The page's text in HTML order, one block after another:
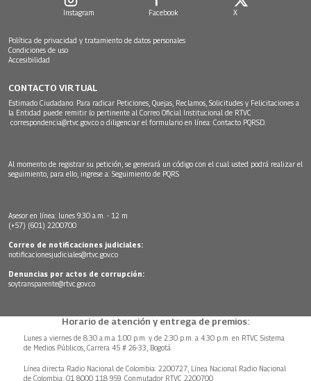
Instagram Facebook X
Política de privacidad y tratamiento de datos personales
Condiciones de uso
Accesibilidad
CONTACTO VIRTUAL
Estimado Ciudadano: Para radicar Peticiones, Quejas, Reclamos, Solicitudes y Felicitaciones a
la Entidad puede remitir lo pertinente al Correo Oficial Institucional de RTVC
correspondencia@rtvc.gov.co o diligenciar el formulario en línea: Contacto PQRSD.
Al momento de registrar su petición, se generará un código con el cual usted podrá realizar el
seguimiento, para ello, ingrese a: Seguimiento de PQRS
Asesor en línea: lunes 9:30 a.m. - 12 m
(+57) (601) 2200700
Correo de notificaciones judiciales:
notificacionesjudiciales@rtvc.gov.co
Denuncias por actos de corrupción:
soytransparente@rtvc.gov.co
Horario de atención y entrega de premios:
Lunes a viernes de 8:30 a.m.a 1:00 p.m. y de 2:30 p.m. a 4:30 p.m. en RTVC Sistema
de Medios Públicos, Carrera 45 # 26-33, Bogotá.
Línea directa Radio Nacional de Colombia: 2200727, Línea Nacional Radio Nacional
de Colombia: 01 8000 118 959. Conmutador RTVC 2200700